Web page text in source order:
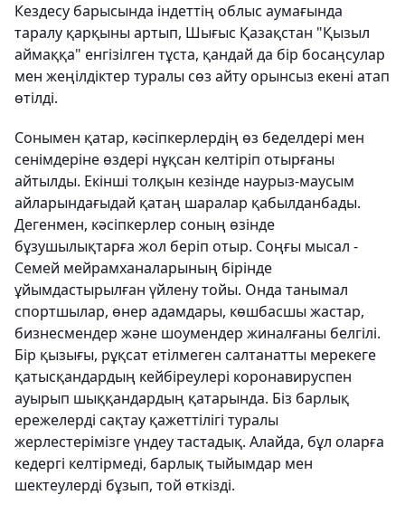
Кездесу барысында індеттің облыс аумағында
таралу қарқыны артып, Шығыс Қазақстан "Қызыл
аймаққа" енгізілген тұста, қандай да бір босаңсулар
мен жеңілдіктер туралы сөз айту орынсыз екені атап
өтілді.
Сонымен қатар, кәсіпкерлердің өз беделдері мен
сенімдеріне өздері нұқсан келтіріп отырғаны
айтылды. Екінші толқын кезінде наурыз-маусым
айларындағыдай қатаң шаралар қабылданбады.
Дегенмен, кәсіпкерлер соның өзінде
бұзушылықтарға жол беріп отыр. Соңғы мысал -
Семей мейрамханаларының бірінде
ұйымдастырылған үйлену тойы. Онда танымал
спортшылар, өнер адамдары, көшбасшы жастар,
бизнесмендер және шоумендер жиналғаны белгілі.
Бір қызығы, рұқсат етілмеген салтанатты мерекеге
қатысқандардың кейбіреулері коронавируспен
ауырып шыққандардың қатарында. Біз барлық
ережелерді сақтау қажеттілігі туралы
жерлестерімізге үндеу тастадық. Алайда, бұл оларға
кедергі келтірмеді, барлық тыйымдар мен
шектеулерді бұзып, той өткізді.